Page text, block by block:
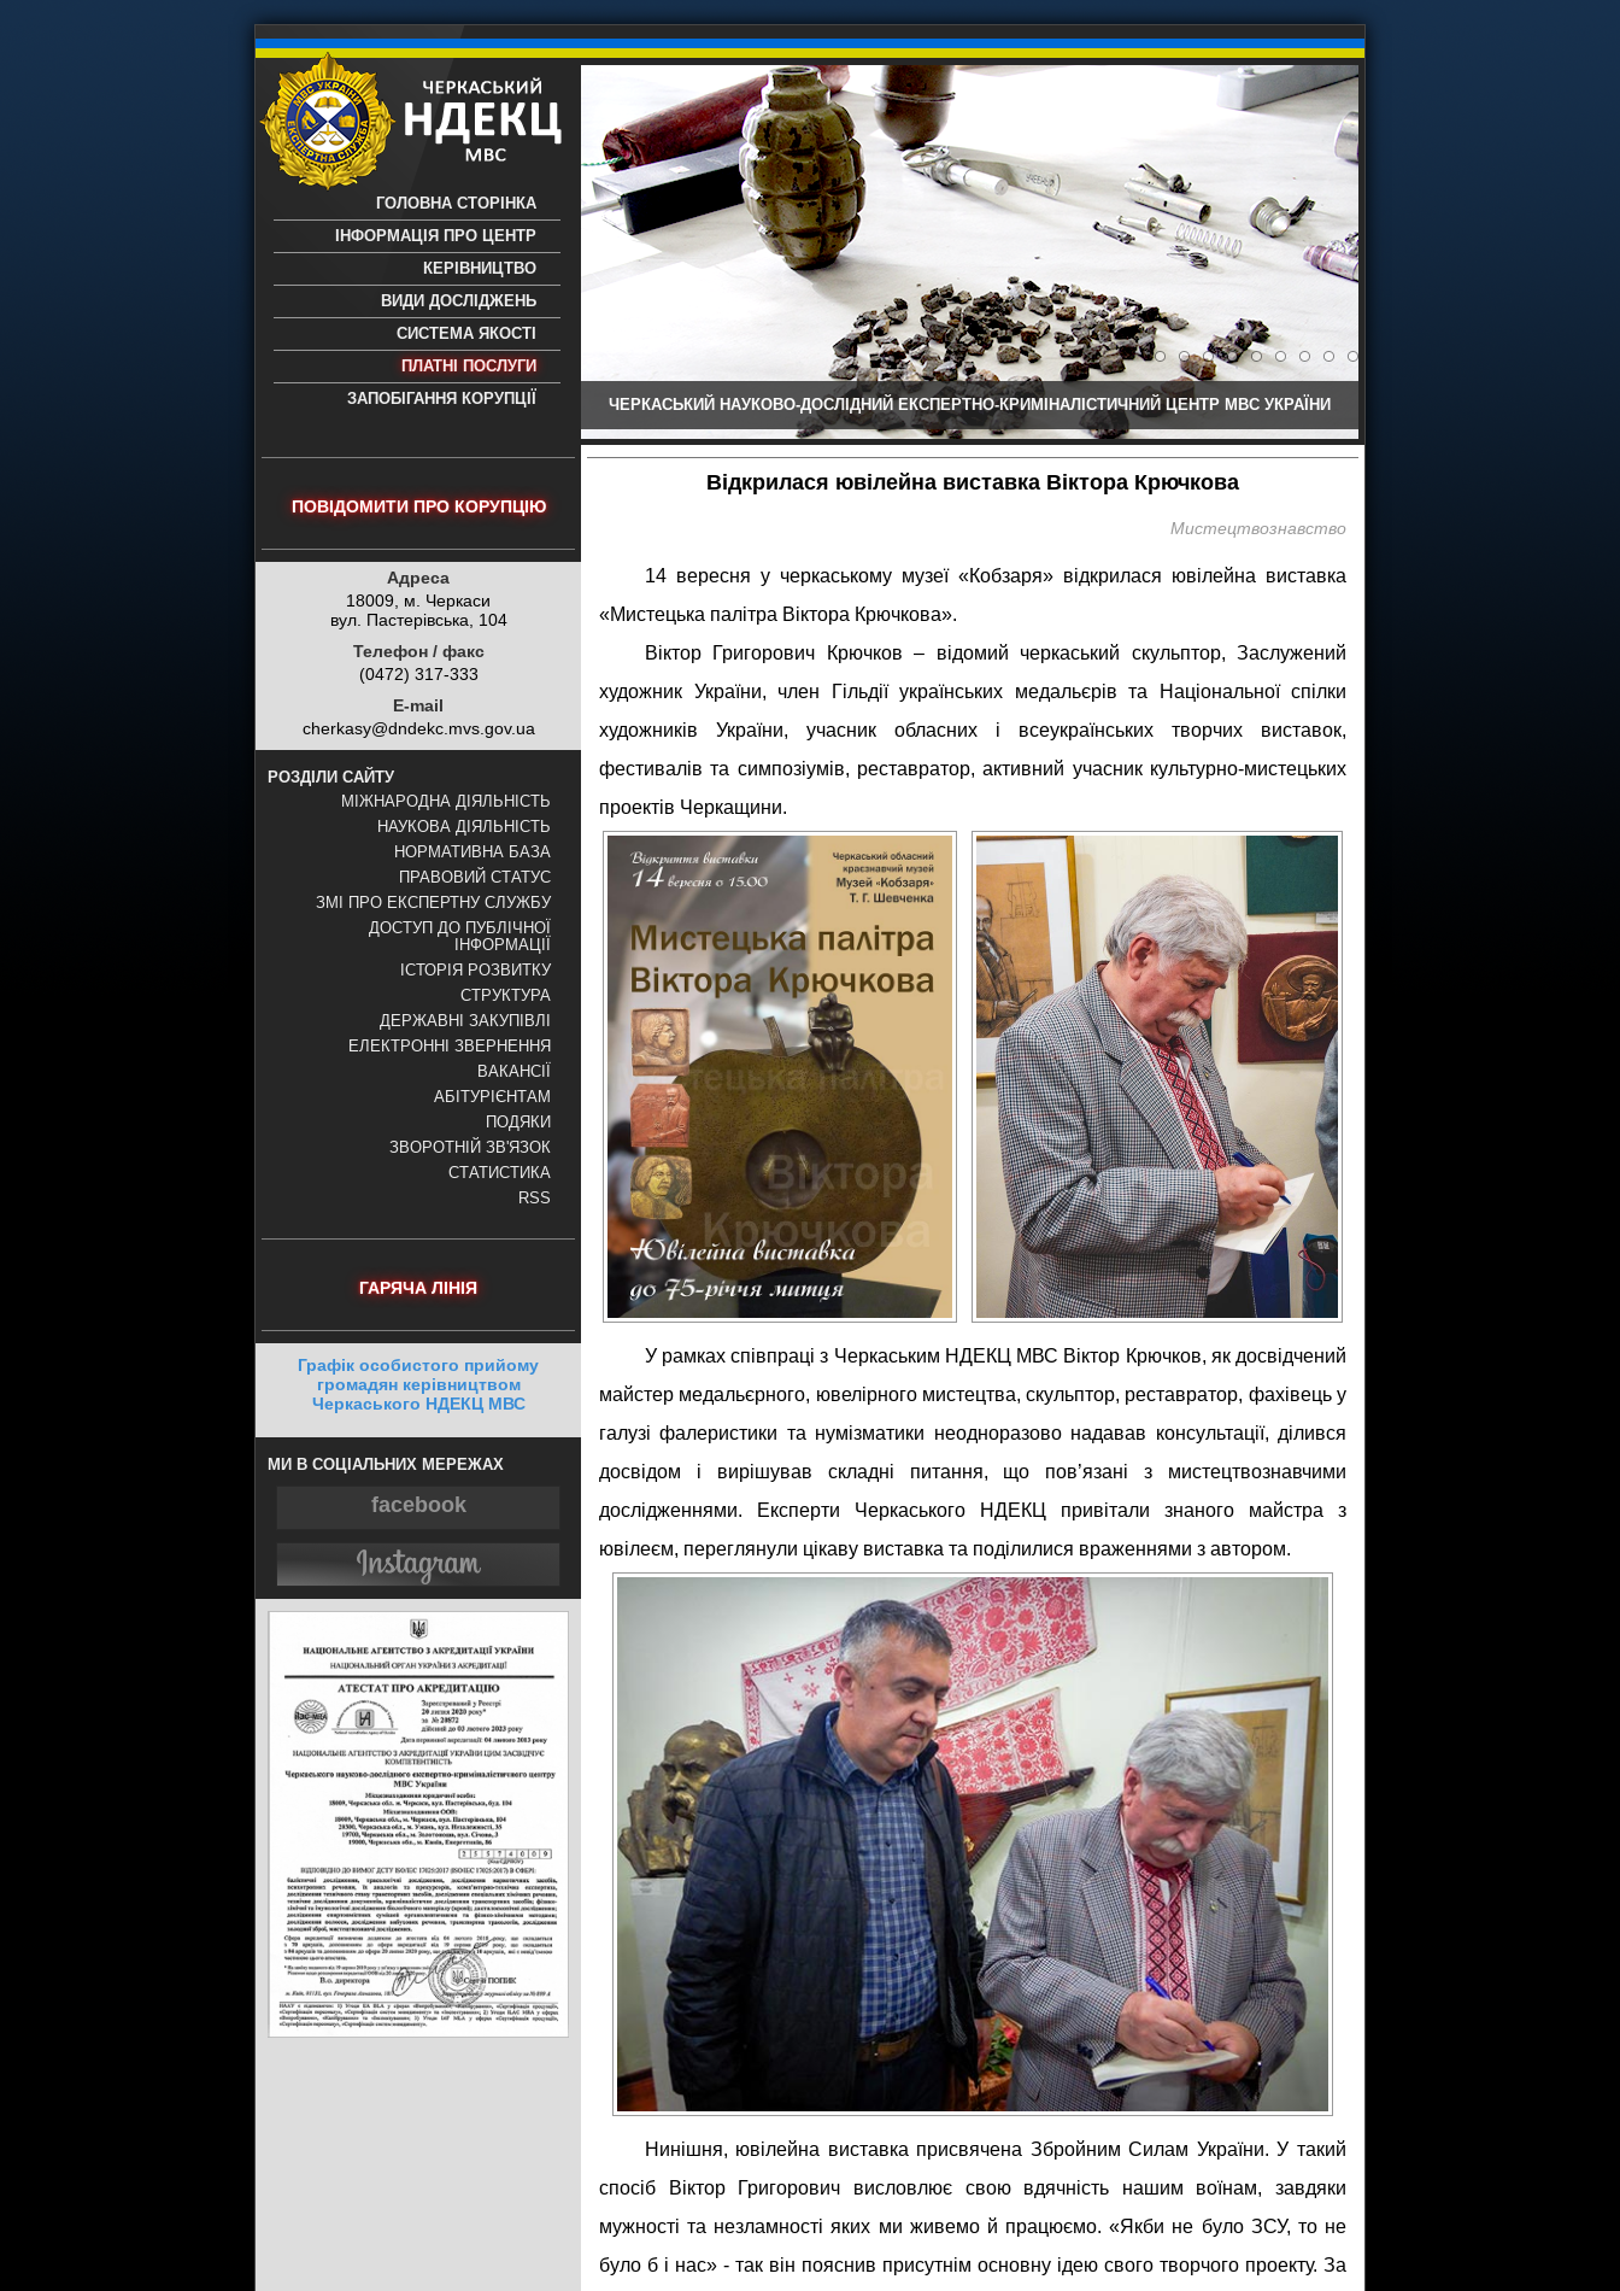
науково-дослідний експертно-
- проведення всих видів судових
експертиз
ГОЛОВНА СТОРІНКА
ІНФОРМАЦІЯ ПРО ЦЕНТР
КЕРІВНИЦТВО
ВИДИ ДОСЛІДЖЕНЬ
СИСТЕМА ЯКОСТІ
ПЛАТНІ ПОСЛУГИ
ЗАПОБІГАННЯ КОРУПЦІЇ
ЧЕРКАСЬКИЙ НАУКОВО-ДОСЛІДНИЙ ЕКСПЕРТНО-КРИМІНАЛІСТИЧНИЙ ЦЕНТР МВС УКРАЇНИ
ПОВІДОМИТИ ПРО КОРУПЦІЮ
Адреса
18009, м. Черкаси
вул. Пастерівська, 104
Телефон / факс
(0472) 317-333
E-mail
cherkasy@dndekc.mvs.gov.ua
РОЗДІЛИ САЙТУ
МІЖНАРОДНА ДІЯЛЬНІСТЬ
НАУКОВА ДІЯЛЬНІСТЬ
НОРМАТИВНА БАЗА
ПРАВОВИЙ СТАТУС
ЗМІ ПРО ЕКСПЕРТНУ СЛУЖБУ
ДОСТУП ДО ПУБЛІЧНОЇ
ІНФОРМАЦІЇ
ІСТОРІЯ РОЗВИТКУ
СТРУКТУРА
ДЕРЖАВНІ ЗАКУПІВЛІ
ЕЛЕКТРОННІ ЗВЕРНЕННЯ
ВАКАНСІЇ
АБІТУРІЄНТАМ
ПОДЯКИ
ЗВОРОТНІЙ ЗВ'ЯЗОК
СТАТИСТИКА
RSS
ГАРЯЧА ЛІНІЯ
Графік особистого прийому
громадян керівництвом
Черкаського НДЕКЦ МВС
МИ В СОЦІАЛЬНИХ МЕРЕЖАХ
facebook
Відкрилася ювілейна виставка Віктора Крючкова
Мистецтвознавство
14 вересня у черкаському музеї «Кобзаря» відкрилася ювілейна виставка
«Мистецька палітра Віктора Крючкова».
Віктор Григорович Крючков – відомий черкаський скульптор, Заслужений
художник України, член Гільдії українських медальєрів та Національної спілки
художників України, учасник обласних і всеукраїнських творчих виставок,
фестивалів та симпозіумів, реставратор, активний учасник культурно-мистецьких
проектів Черкащини.
У рамках співпраці з Черкаським НДЕКЦ МВС Віктор Крючков, як досвідчений
майстер медальєрного, ювелірного мистецтва, скульптор, реставратор, фахівець у
галузі фалеристики та нумізматики неодноразово надавав консультації, ділився
досвідом і вирішував складні питання, що пов’язані з мистецтвознавчими
дослідженнями. Експерти Черкаського НДЕКЦ привітали знаного майстра з
ювілеєм, переглянули цікаву виставка та поділилися враженнями з автором.
Нинішня, ювілейна виставка присвячена Збройним Силам України. У такий
спосіб Віктор Григорович висловлює свою вдячність нашим воїнам, завдяки
мужності та незламності яких ми живемо й працюємо. «Якби не було ЗСУ, то не
було б і нас» - так він пояснив присутнім основну ідею свого творчого проекту. За